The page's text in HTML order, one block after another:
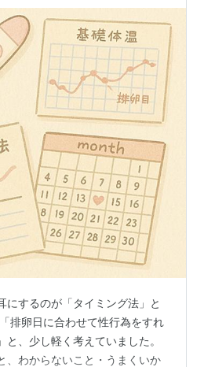
にするのが「タイミング法」と
排卵日に合わせて性行為をすれ
、少し軽く考えていました。
、わからないこと・うまくいか